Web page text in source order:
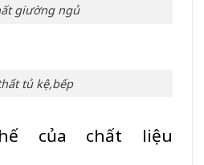
giường ngủ
tủ kệ,bếp
của chất liệu